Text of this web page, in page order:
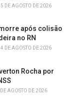
5 DE AGOSTO DE 2026
após colisão
no RN
4 DE AGOSTO DE 2026
Rocha por
AGOSTO DE 2026